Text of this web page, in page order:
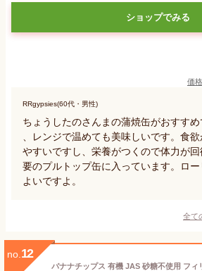
ショップでみる
価
RRgypsies(60代・男性)
ちょうしたのさんまの蒲焼缶がおすす
、レンジで温めても美味しいです。食
やすいですし、栄養がつくので体力が
要のプルトップ缶に入っています。ロ
よいですよ。
全て
no. 12